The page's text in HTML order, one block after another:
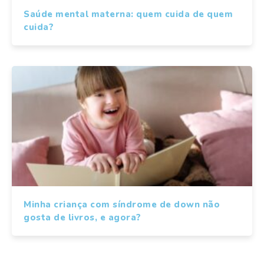
Saúde mental materna: quem cuida de quem
cuida?
Minha criança com síndrome de down não
gosta de livros, e agora?